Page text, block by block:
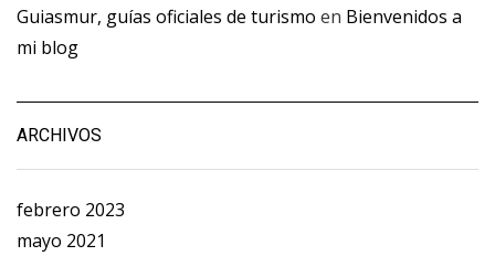
Guiasmur, guías oficiales de turismo en Bienvenidos a
mi blog
ARCHIVOS
febrero 2023
mayo 2021